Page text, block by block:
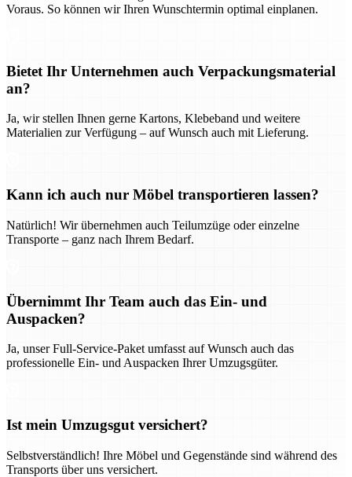
Voraus. So können wir Ihren Wunschtermin optimal einplanen.
Bietet Ihr Unternehmen auch Verpackungsmaterial
an?
Ja, wir stellen Ihnen gerne Kartons, Klebeband und weitere
Materialien zur Verfügung – auf Wunsch auch mit Lieferung.
Kann ich auch nur Möbel transportieren lassen?
Natürlich! Wir übernehmen auch Teilumzüge oder einzelne
Transporte – ganz nach Ihrem Bedarf.
Übernimmt Ihr Team auch das Ein- und
Auspacken?
Ja, unser Full-Service-Paket umfasst auf Wunsch auch das
professionelle Ein- und Auspacken Ihrer Umzugsgüter.
Ist mein Umzugsgut versichert?
Selbstverständlich! Ihre Möbel und Gegenstände sind während des
Transports über uns versichert.